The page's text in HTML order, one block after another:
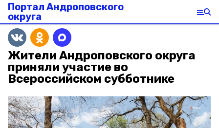
Портал Андроповского
округа
Жители Андроповского округа
приняли участие во
Всероссийском субботнике